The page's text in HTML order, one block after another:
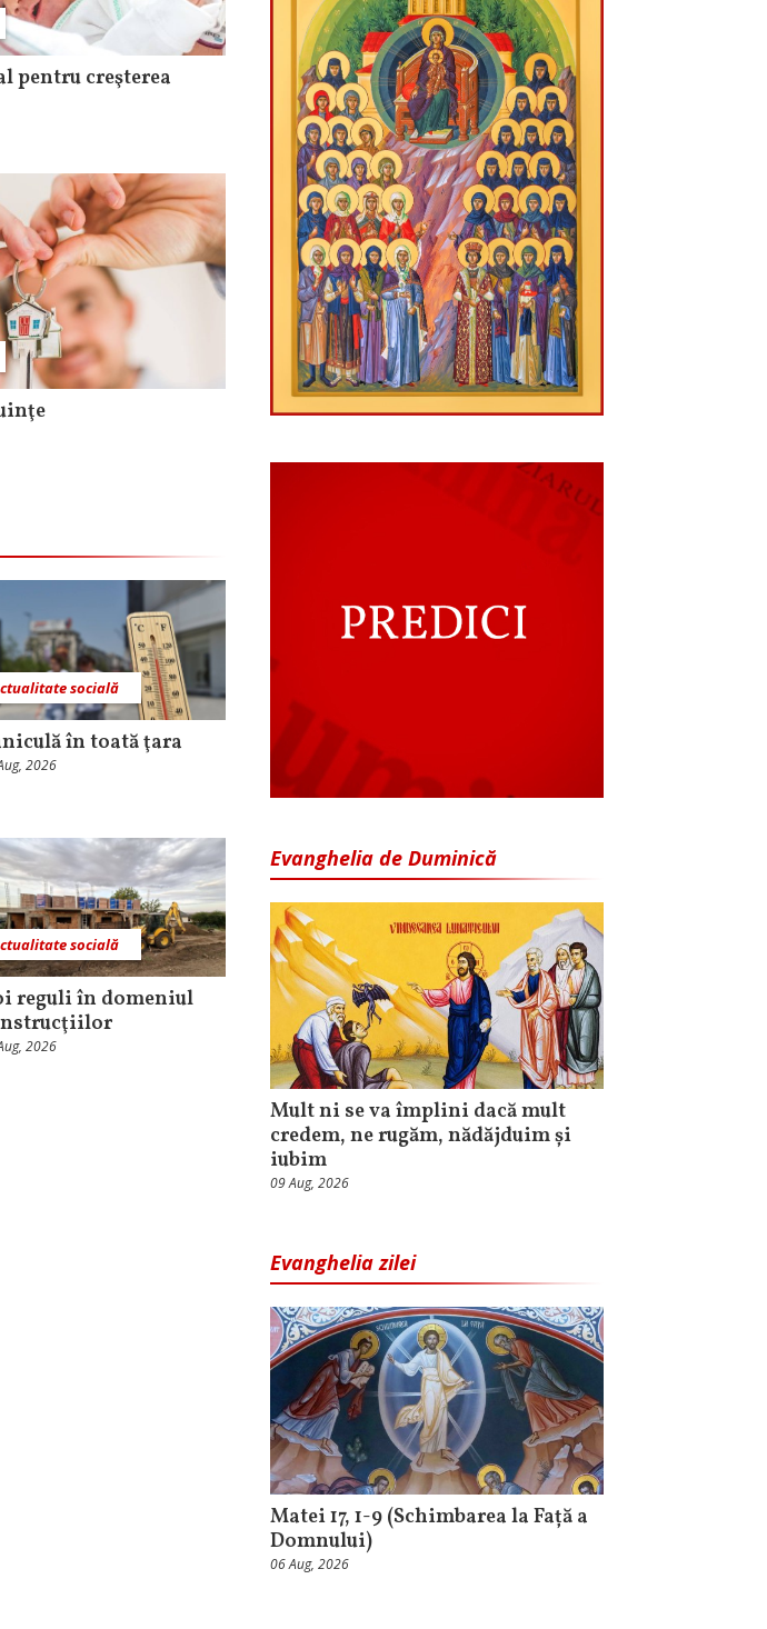
pentru creşterea
socială
în toată ţara
2026
socială
reguli în domeniul
2026
Evanghelia de Duminică
Mult ni se va împlini dacă mult
credem, ne rugăm, nădăjduim și
iubim
09 Aug, 2026
Evanghelia zilei
Matei 17, 1-9 (Schimbarea la Față a
Domnului)
06 Aug, 2026